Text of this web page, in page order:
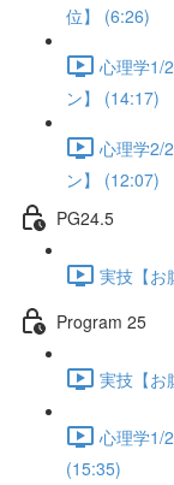
位】 (6:26)
心理学1/
ン】 (14:17)
心理学2/
ン】 (12:07)
PG24.5
実技【お
Program 25
実技【
心理学1/
(15:35)